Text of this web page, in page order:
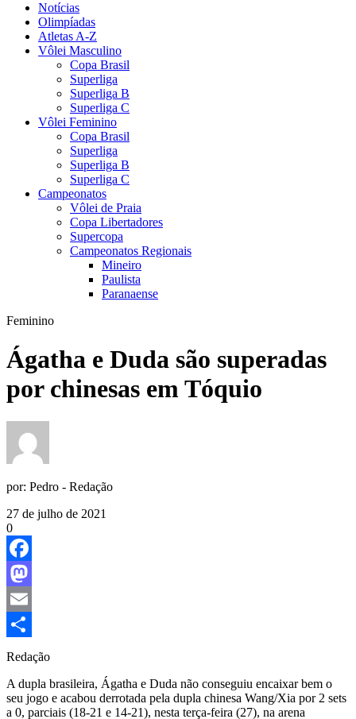
Notícias
Olimpíadas
Atletas A-Z
Vôlei Masculino
Copa Brasil
Superliga
Superliga B
Superliga C
Vôlei Feminino
Copa Brasil
Superliga
Superliga B
Superliga C
Campeonatos
Vôlei de Praia
Copa Libertadores
Supercopa
Campeonatos Regionais
Mineiro
Paulista
Paranaense
Feminino
Ágatha e Duda são superadas
por chinesas em Tóquio
por: Pedro - Redação
27 de julho de 2021
0
Facebook
Mastodon
Email
Share
Redação
A dupla brasileira, Ágatha e Duda não conseguiu encaixar bem o
seu jogo e acabou derrotada pela dupla chinesa Wang/Xia por 2 sets
a 0, parciais (18-21 e 14-21), nesta terça-feira (27), na arena